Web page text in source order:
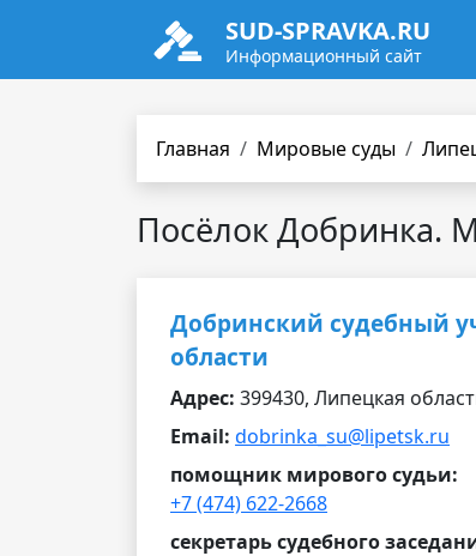
SUD-SPRAVKA.RU
Информационный сайт
Главная Мировые суды
Посёлок Добринка.
Добринский судебный
области
Адрес: 399430, Липецкая
Email: dobrinka_su@lipetsk.ru
помощник мирового судьи:
+7 (474) 622-2668
секретарь судебного